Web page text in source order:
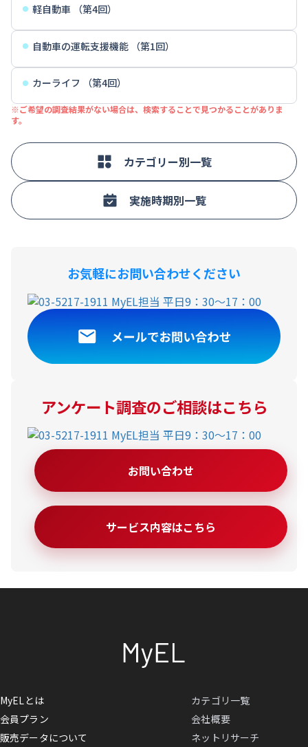
軽自動車 （第4回）
自動車の運転支援機能 （第1回）
カーライフ （第4回）
※ご希望の調査結果がない場合は、検索することで見つかることがありま
す。
カテゴリー別一覧
実施時期別一覧
お気軽にお問い合わせください
アンケート調査のご相談はこちら
お問い合わせ
サービス内容はこちら
MyELとは
会員プラン
販売データについて
カテゴリ一覧
会社概要
ネットリサーチ